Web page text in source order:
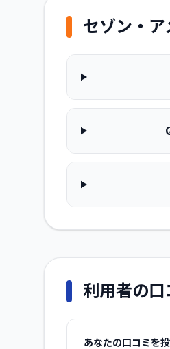
セゾン・
利用者の口
あなたの口コミを